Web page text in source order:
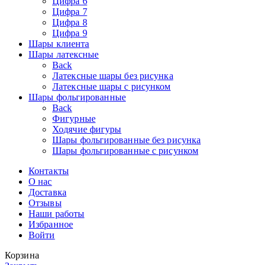
Цифра 7
Цифра 8
Цифра 9
Шары клиента
Шары латексные
Back
Латексные шары без рисунка
Латексные шары с рисунком
Шары фольгированные
Back
Фигурные
Ходячие фигуры
Шары фольгированные без рисунка
Шары фольгированные с рисунком
Контакты
О нас
Доставка
Отзывы
Наши работы
Избранное
Войти
Корзина